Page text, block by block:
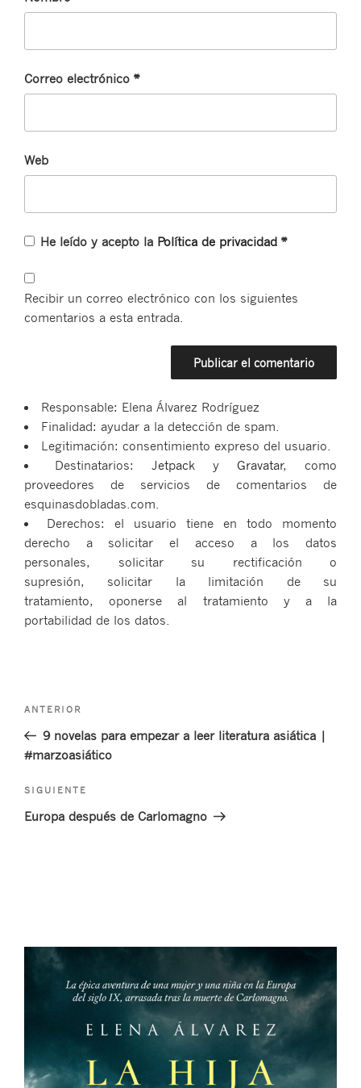
Correo electrónico *
Web
He leído y acepto la Política de privacidad *
Recibir un correo electrónico con los siguientes
comentarios a esta entrada.
Responsable: Elena Álvarez Rodríguez
Finalidad: ayudar a la detección de spam.
Legitimación: consentimiento expreso del usuario.
Destinatarios: Jetpack y Gravatar, como
proveedores de servicios de comentarios de
esquinasdobladas.com.
Derechos: el usuario tiene en todo momento
derecho a solicitar el acceso a los datos
personales, solicitar su rectificación o
supresión, solicitar la limitación de su
tratamiento, oponerse al tratamiento y a la
portabilidad de los datos.
Navegación
entradas
Entrada
anterior:
ANTERIOR
9 novelas para empezar a leer literatura asiática |
#marzoasiático
Siguiente
entrada
SIGUIENTE
Europa después de Carlomagno